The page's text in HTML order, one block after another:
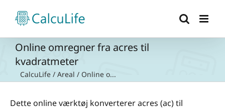
content
Online omregner fra acres til
kvadratmeter
CalcuLife / Areal / Online o...
Dette online værktøj konverterer acres (ac) til